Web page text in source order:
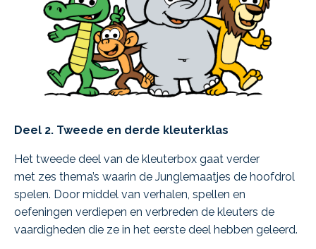
Deel 2. Tweede en derde kleuterklas
Het tweede deel van de kleuterbox gaat verder
met zes thema’s waarin de Junglemaatjes de hoofdrol
spelen. Door middel van verhalen, spellen en
oefeningen verdiepen en verbreden de kleuters de
vaardigheden die ze in het eerste deel hebben geleerd.